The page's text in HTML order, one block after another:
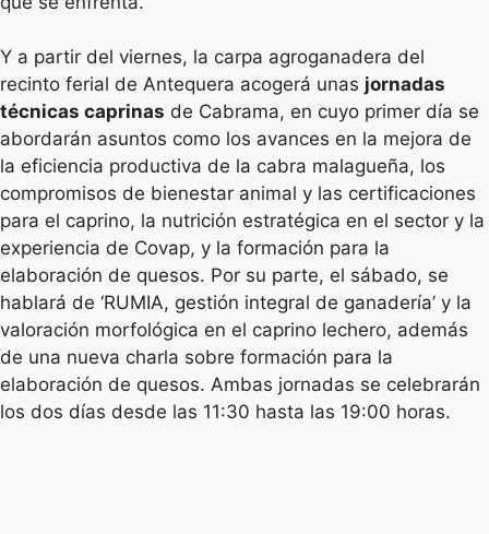
Y a partir del viernes, la carpa agroganadera del
recinto ferial de Antequera acogerá unas jornadas
técnicas caprinas de Cabrama, en cuyo primer día se
abordarán asuntos como los avances en la mejora de
la eficiencia productiva de la cabra malagueña, los
compromisos de bienestar animal y las certificaciones
para el caprino, la nutrición estratégica en el sector y la
experiencia de Covap, y la formación para la
elaboración de quesos. Por su parte, el sábado, se
hablará de ‘RUMIA, gestión integral de ganadería’ y la
valoración morfológica en el caprino lechero, además
de una nueva charla sobre formación para la
elaboración de quesos. Ambas jornadas se celebrarán
los dos días desde las 11:30 hasta las 19:00 horas.